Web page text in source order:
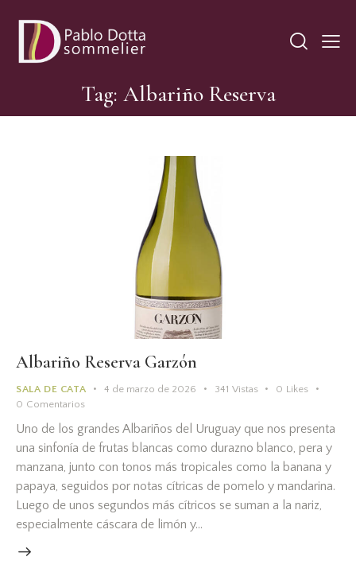
Tag: Albariño Reserva
Albariño Reserva Garzón
SALA DE CATA 4 de marzo de 2026 341 Vistas 0 Likes
0 Comentarios
Uno de los grandes Albariños del Uruguay que nos presenta
una sinfonía de frutas blancas como durazno blanco, pera y
manzana, junto con tonos más tropicales como la banana y
papaya, seguidos por notas cítricas de pomelo y mandarina.
Luego de unos segundos más cítricos se suman a la nariz,
especialmente cáscara de limón y…